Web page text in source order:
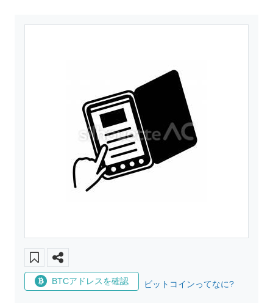
BTCアドレスを確認 ビットコインってなに?